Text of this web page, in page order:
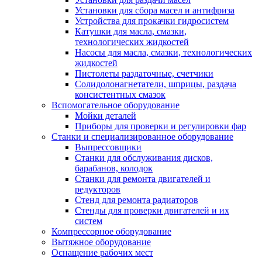
Установки для сбора масел и антифриза
Устройства для прокачки гидросистем
Катушки для масла, смазки,
технологических жидкостей
Насосы для масла, смазки, технологических
жидкостей
Пистолеты раздаточные, счетчики
Солидолонагнетатели, шприцы, раздача
консистентных смазок
Вспомогательное оборудование
Мойки деталей
Приборы для проверки и регулировки фар
Станки и специализированное оборудование
Выпрессовщики
Станки для обслуживания дисков,
барабанов, колодок
Станки для ремонта двигателей и
редукторов
Стенд для ремонта радиаторов
Стенды для проверки двигателей и их
систем
Компрессорное оборудование
Вытяжное оборудование
Оснащение рабочих мест